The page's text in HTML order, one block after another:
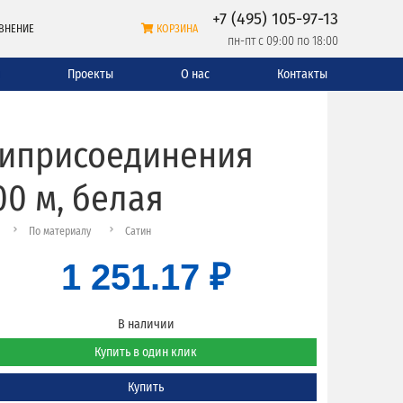
КОРЗИНА +7 (495) 105-97-13
пн-пт с 09:00 по 18:00
Проекты О нас Контакты
м, белая
По материалу Сатин
1 251.17 ₽
В наличии
Купить в один клик
Купить